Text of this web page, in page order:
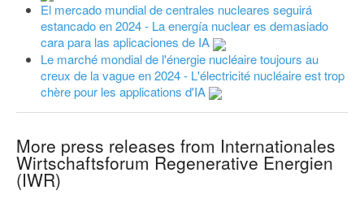
El mercado mundial de centrales nucleares seguirá
estancado en 2024 - La energía nuclear es demasiado
cara para las aplicaciones de IA
Le marché mondial de l'énergie nucléaire toujours au
creux de la vague en 2024 - L'électricité nucléaire est trop
chère pour les applications d'IA
More press releases from Internationales
Wirtschaftsforum Regenerative Energien
(IWR)